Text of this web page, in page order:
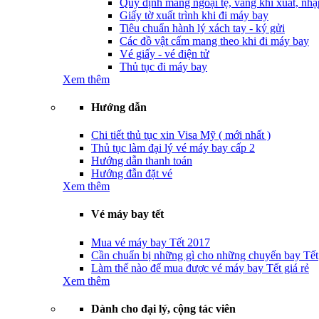
Giấy tờ xuất trình khi đi máy bay
Tiêu chuẩn hành lý xách tay - ký gửi
Các đồ vật cấm mang theo khi đi máy bay
Vé giấy - vé điện tử
Thủ tục đi máy bay
Xem thêm
Hướng dẫn
Chi tiết thủ tục xin Visa Mỹ ( mới nhất )
Thủ tục làm đại lý vé máy bay cấp 2
Hướng dẫn thanh toán
Hướng đẫn đặt vé
Xem thêm
Vé máy bay tết
Mua vé máy bay Tết 2017
Cần chuẩn bị những gì cho những chuyến bay Tết
Làm thế nào để mua được vé máy bay Tết giá rẻ
Xem thêm
Dành cho đại lý, cộng tác viên